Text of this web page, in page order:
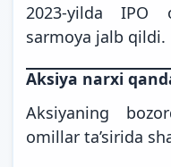
2023-yilda IPO
sarmoya jalb qildi.
Aksiya narxi
Aksiyaning
omillar ta’sirida